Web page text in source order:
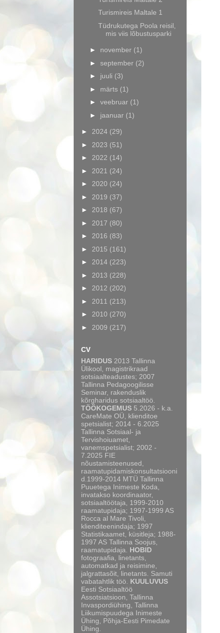
Turismireis Maltale 1
Tüdrukutega Poola reisil,
mis viis lõbustusparki
► november (1)
► september (2)
► juuli (3)
► märts (1)
► veebruar (1)
► jaanuar (1)
► 2024 (29)
► 2023 (51)
► 2022 (14)
► 2021 (24)
► 2020 (24)
► 2019 (37)
► 2018 (67)
► 2017 (80)
► 2016 (83)
► 2015 (161)
► 2014 (223)
► 2013 (228)
► 2012 (202)
► 2011 (213)
► 2010 (270)
► 2009 (217)
CV
HARIDUS 2013 Tallinna
Ülikool, magistrikraad
sotsiaalteadustes; 2007
Tallinna Pedagoogilisse
Seminar, rakenduslik
kõrgharidus sotsiaaltöö.
TÖÖKOGEMUS 5.2026 - k.a.
CareMate OÜ, klienditoe
spetsialist; 2014 - 6.2025
Tallinna Sotsiaal- ja
Tervishoiuamet,
vanemspetsialist; 2002 -
7.2025 FIE
nõustamisteenused,
raamatupidamiskonsultatsiooni
d.1999-2014 MTÜ Tallinna
Puuetega Inimeste Koda,
invatakso koordinaator,
sotsiaaltöötaja, 1999-2010
raamatupidaja; 1997-1999 AS
Rocca al Mare Tivoli,
klienditeenindaja; 1997
Statistikaamet, küsitleja; 1988-
1997 AS Tallinna Soojus,
raamatupidaja. HOBID
fotograafia, linetants,
automatkad ja reisimine,
jalgrattasõit, linetants. Samuti
vabatahtlik töö. KUULUVUS
Eesti Sotsiaaltöö
Assotsiatsioon, Tallinna
Invaspordiühing, Tallinna
Liikumispuudega Inimeste
Ühing, Põhja-Eesti Pimedate
Ühing.